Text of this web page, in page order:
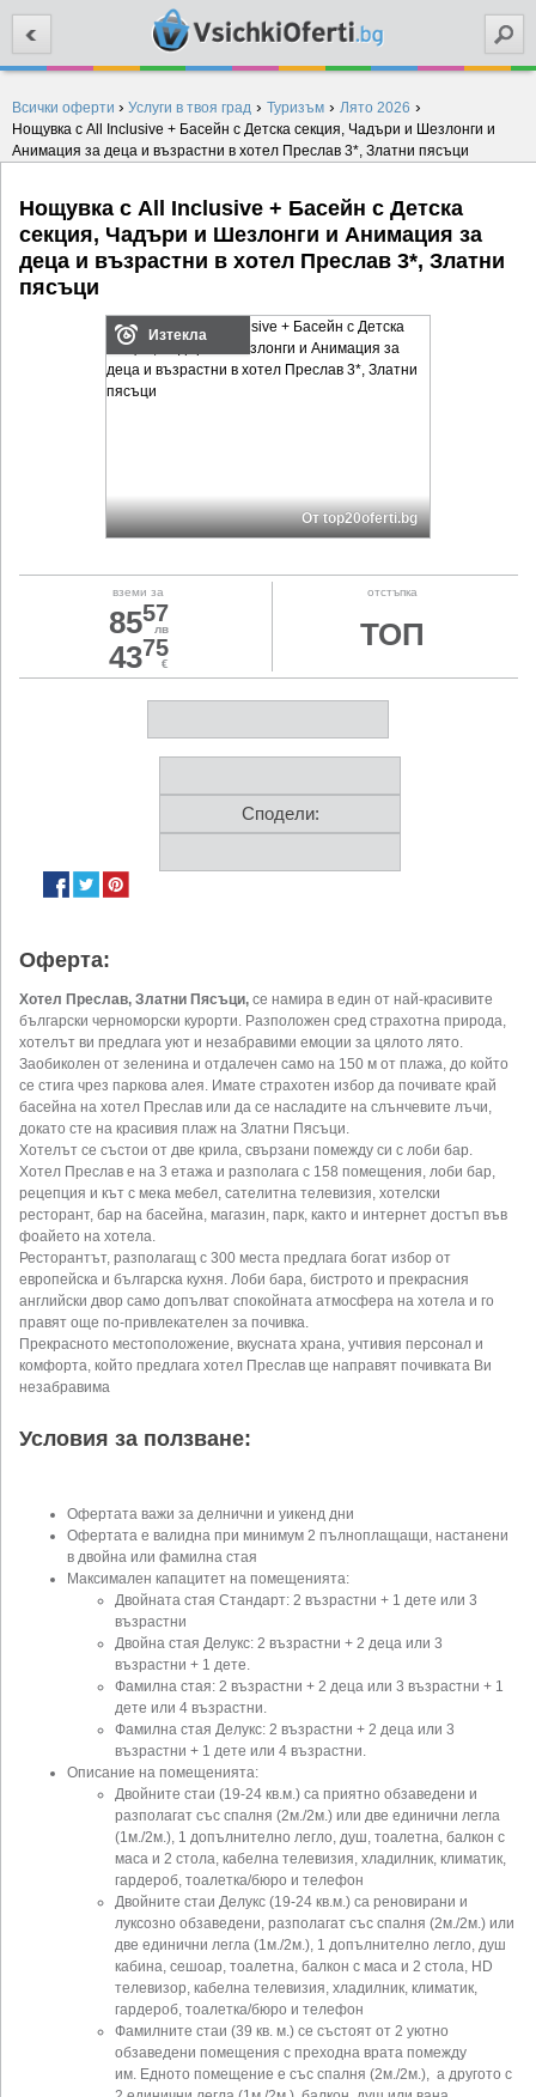
Всички оферти › Услуги в твоя град › Туризъм › Лято 2026 ›
Нощувка с All Inclusive + Басейн с Детска секция, Чадъри и Шезлонги и
Анимация за деца и възрастни в хотел Преслав 3*, Златни пясъци
Нощувка с All Inclusive + Басейн с Детска
секция, Чадъри и Шезлонги и Анимация за
деца и възрастни в хотел Преслав 3*, Златни
пясъци
Изтекла
От top20oferti.bg
вземи за
8557
лв
4375
€
отстъпка
ТОП
Сподели:
Оферта:
Хотел Преслав, Златни Пясъци, се намира в един от най-красивите
български черноморски курорти. Разположен сред страхотна природа,
хотелът ви предлага уют и незабравими емоции за цялото лято.
Заобиколен от зеленина и отдалечен само на 150 м от плажа, до който
се стига чрез паркова алея. Имате страхотен избор да почивате край
басейна на хотел Преслав или да се насладите на слънчевите лъчи,
докато сте на красивия плаж на Златни Пясъци.
Хотелът се състои от две крила, свързани помежду си с лоби бар.
Хотел Преслав е на 3 етажа и разполага с 158 помещения, лоби бар,
рецепция и кът с мека мебел, сателитна телевизия, хотелски
ресторант, бар на басейна, магазин, парк, както и интернет достъп във
фоайето на хотела.
Ресторантът, разполагащ с 300 места предлага богат избор от
европейска и българска кухня. Лоби бара, бистрото и прекрасния
английски двор само допълват спокойната атмосфера на хотела и го
правят още по-привлекателен за почивка.
Прекрасното местоположение, вкусната храна, учтивия персонал и
комфорта, който предлага хотел Преслав ще направят почивката Ви
незабравима
Условия за ползване:
Офертата важи за делнични и уикенд дни
Офертата е валидна при минимум 2 пълноплащащи, настанени
в двойна или фамилна стая
Максимален капацитет на помещенията:
Двойната стая Стандарт: 2 възрастни + 1 дете или 3
възрастни
Двойна стая Делукс: 2 възрастни + 2 деца или 3
възрастни + 1 дете.
Фамилна стая: 2 възрастни + 2 деца или 3 възрастни + 1
дете или 4 възрастни.
Фамилна стая Делукс: 2 възрастни + 2 деца или 3
възрастни + 1 дете или 4 възрастни.
Описание на помещенията:
Двойните стаи (19-24 кв.м.) са приятно обзаведени и
разполагат със спалня (2м./2м.) или две единични легла
(1м./2м.), 1 допълнително легло, душ, тоалетна, балкон с
маса и 2 стола, кабелна телевизия, хладилник, климатик,
гардероб, тоалетка/бюро и телефон
Двойните стаи Делукс (19-24 кв.м.) са реновирани и
луксозно обзаведени, разполагат със спалня (2м./2м.) или
две единични легла (1м./2м.), 1 допълнително легло, душ
кабина, сешоар, тоалетна, балкон с маса и 2 стола, HD
телевизор, кабелна телевизия, хладилник, климатик,
гардероб, тоалетка/бюро и телефон
Фамилните стаи (39 кв. м.) се състоят от 2 уютно
обзаведени помещения с преходна врата помежду
им. Едното помещение е със спалня (2м./2м.), а другото с